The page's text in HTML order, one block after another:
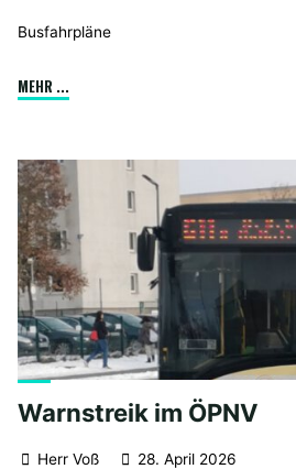
Busfahrpläne
MEHR ...
Warnstreik im ÖPNV
Herr Voß 28. April 2026